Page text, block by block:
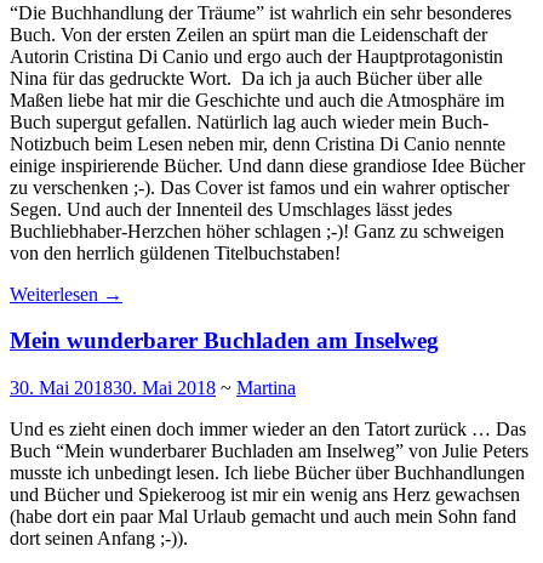
“Die Buchhandlung der Träume” ist wahrlich ein sehr besonderes
Buch. Von der ersten Zeilen an spürt man die Leidenschaft der
Autorin Cristina Di Canio und ergo auch der Hauptprotagonistin
Nina für das gedruckte Wort. Da ich ja auch Bücher über alle
Maßen liebe hat mir die Geschichte und auch die Atmosphäre im
Buch supergut gefallen. Natürlich lag auch wieder mein Buch-
Notizbuch beim Lesen neben mir, denn Cristina Di Canio nennte
einige inspirierende Bücher. Und dann diese grandiose Idee Bücher
zu verschenken ;-). Das Cover ist famos und ein wahrer optischer
Segen. Und auch der Innenteil des Umschlages lässt jedes
Buchliebhaber-Herzchen höher schlagen ;-)! Ganz zu schweigen
von den herrlich güldenen Titelbuchstaben!
Weiterlesen →
Mein wunderbarer Buchladen am Inselweg
30. Mai 201830. Mai 2018 ~ Martina
Und es zieht einen doch immer wieder an den Tatort zurück … Das
Buch “Mein wunderbarer Buchladen am Inselweg” von Julie Peters
musste ich unbedingt lesen. Ich liebe Bücher über Buchhandlungen
und Bücher und Spiekeroog ist mir ein wenig ans Herz gewachsen
(habe dort ein paar Mal Urlaub gemacht und auch mein Sohn fand
dort seinen Anfang ;-)).